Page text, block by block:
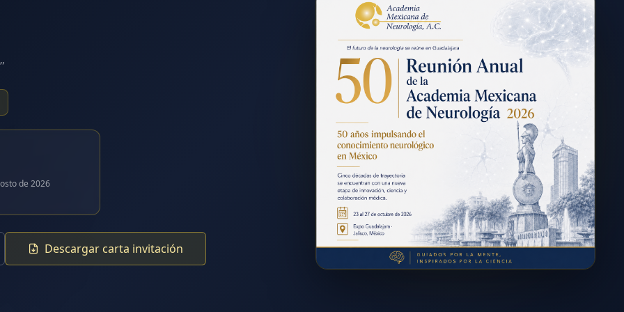
de 2026
Descargar carta invitación